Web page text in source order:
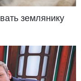
землянику